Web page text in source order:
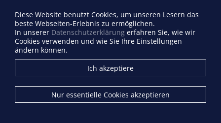
lebendigen Schreibstil und relevantem Content fördert das
Magazin den Austausch innerhalb der Retail-Community.
Ob digitale Trends oder praktische Alltagstipps – iXtenso
macht Wissen für den Handel zugänglich.
Firma eintragen
Mediadaten
Kontakt
Diese Website benutzt Cookies, um unseren Lesern das
beste Webseiten-Erlebnis zu ermöglichen.
In unserer Datenschutzerklärung erfahren Sie, wie wir
Cookies verwenden und wie Sie Ihre Einstellungen
ändern können.
Ich akzeptiere
Nur essentielle Cookies akzeptieren